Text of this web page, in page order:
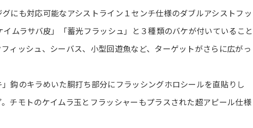
にも対応可能なアシストライン１センチ仕様のダブルアシストフッ
ムラサバ皮」「蓄光フラッシュ」と３種類のバケが付いていること
ィッシュ、シーバス、小型回遊魚など、ターゲットがさらに広がっ
」鈎のキラめいた胴打ち部分にフラッシングホロシールを直貼りし
チモトのケイムラ玉とフラッシャーもプラスされた超アピール仕様